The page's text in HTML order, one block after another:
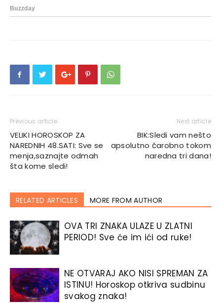
Previous article
VELIKI HOROSKOP ZA
NAREDNIH 48.SATI: Sve se
menja,saznajte odmah
šta kome sledi!
Next article
BIK:Sledi vam nešto
apsolutno čarobno tokom
naredna tri dana!
RELATED ARTICLES MORE FROM AUTHOR
OVA TRI ZNAKA ULAZE U ZLATNI
PERIOD! Sve će im ići od ruke!
NE OTVARAJ AKO NISI SPREMAN ZA
ISTINU! Horoskop otkriva sudbinu
svakog znaka!